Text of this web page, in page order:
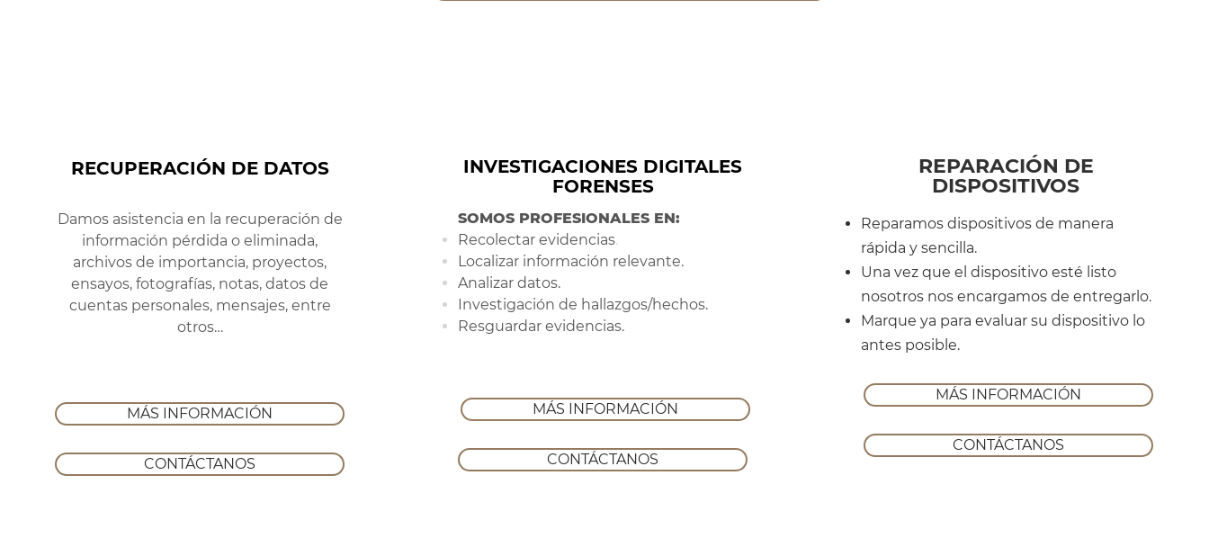
RECUPERACIÓN DE DATOS
Damos asistencia en la recuperación de
información pérdida o eliminada,
archivos de importancia, proyectos,
ensayos, fotografías, notas, datos de
cuentas personales, mensajes, entre
otros…
MÁS INFORMACIÓN
CONTÁCTANOS
INVESTIGACIONES DIGITALES
FORENSES
SOMOS PROFESIONALES EN:
Recolectar evidencias.
Localizar información relevante.
Analizar datos.
Investigación de hallazgos/hechos.
Resguardar evidencias.
MÁS INFORMACIÓN
CONTÁCTANOS
REPARACIÓN DE
DISPOSITIVOS
Reparamos dispositivos de manera
rápida y sencilla.
Una vez que el dispositivo esté listo
nosotros nos encargamos de entregarlo.
Marque ya para evaluar su dispositivo lo
antes posible.
MÁS INFORMACIÓN
CONTÁCTANOS